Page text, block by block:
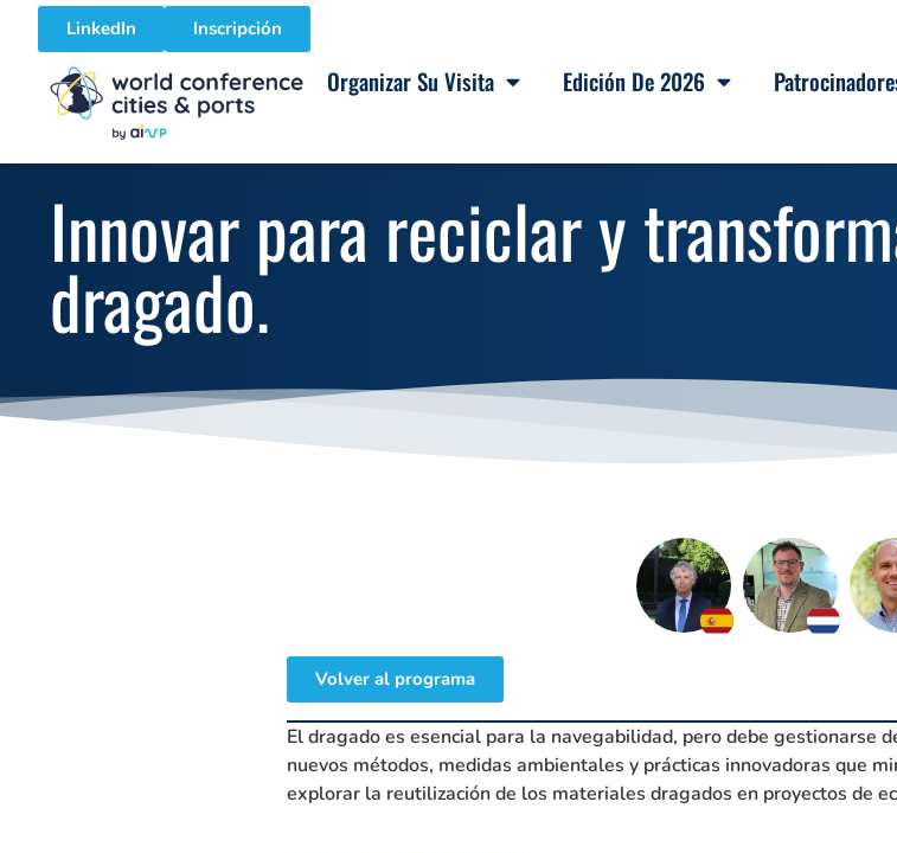
LinkedIn Inscripción
Organizar Su Visita Edición De 2026
Innovar para reciclar y
dragado.
Volver al programa
El dragado es esencial para la navegabilidad, pero debe gestionarse
nuevos métodos, medidas ambientales y prácticas innovadoras que
explorar la reutilización de los materiales dragados en proyectos de